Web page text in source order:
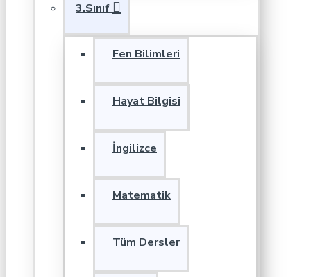
3.Sınıf
Fen Bilimleri
Hayat Bilgisi
İngilizce
Matematik
Tüm Dersler